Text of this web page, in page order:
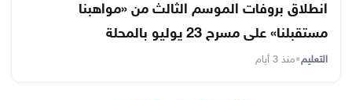
انطلاق بروفات الموسم الثالث من «مواهبنا
مستقبلنا» على مسرح 23 يوليو بالمحلة
التعليم•منذ 3 أيام